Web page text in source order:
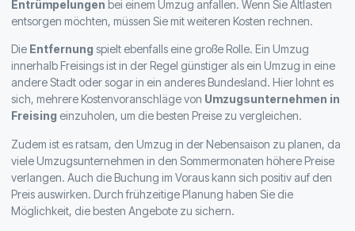
Entrümpelungen bei einem Umzug anfallen. Wenn Sie Altlasten
entsorgen möchten, müssen Sie mit weiteren Kosten rechnen.
Die Entfernung spielt ebenfalls eine große Rolle. Ein Umzug
innerhalb Freisings ist in der Regel günstiger als ein Umzug in eine
andere Stadt oder sogar in ein anderes Bundesland. Hier lohnt es
sich, mehrere Kostenvoranschläge von Umzugsunternehmen in
Freising einzuholen, um die besten Preise zu vergleichen.
Zudem ist es ratsam, den Umzug in der Nebensaison zu planen, da
viele Umzugsunternehmen in den Sommermonaten höhere Preise
verlangen. Auch die Buchung im Voraus kann sich positiv auf den
Preis auswirken. Durch frühzeitige Planung haben Sie die
Möglichkeit, die besten Angebote zu sichern.